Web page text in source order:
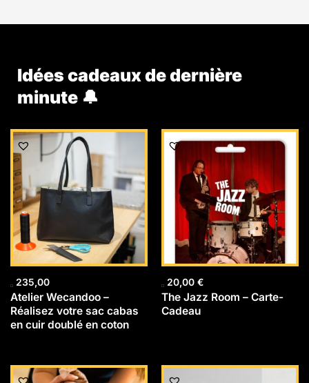
Idées cadeaux de dernière
minute 🔔
235,00
Atelier Wecandoo –
Réalisez votre sac cabas
en cuir doublé en coton
20,00 €
The Jazz Room – Carte-
Cadeau